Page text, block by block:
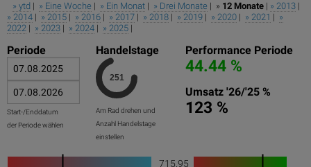
» ytd | » Eine Woche | » Ein Monat | » Drei Monate | » 12 Monate | » 2013 |
» 2014 | » 2015 | » 2016 | » 2017 | » 2018 | » 2019 | » 2020 | » 2021 | »
2022 | » 2023 | » 2024 | » 2025 |
Periode
Start-/Enddatum
der Periode wählen
Handelstage
Am Rad drehen und
Anzahl Handelstage
einstellen
Performance Periode
44.44 %
Umsatz '26/'25 %
123 %
715.95
1